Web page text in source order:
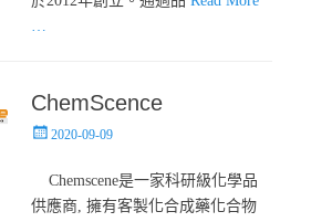
…
ChemScence
Posted2020-09-09
Chemscene是一家科研級化學品
供應商, 擁有客製化合成藥化合物